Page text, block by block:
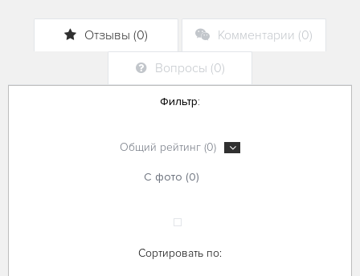
Отзывы (0) Комментарии (0)
Вопросы (0)
Фильтр:
Общий рейтинг (0)
С фото (0)
Сортировать по: